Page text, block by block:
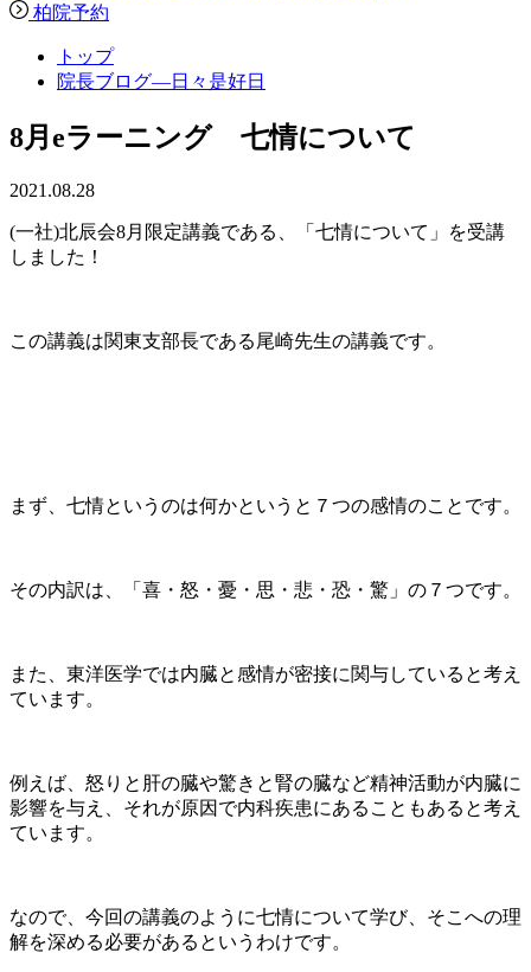
柏院予約
トップ
院長ブログ―日々是好日
8月eラーニング 七情について
2021.08.28
(一社)北辰会8月限定講義である、「七情について」を受講
しました！
この講義は関東支部長である尾崎先生の講義です。
まず、七情というのは何かというと７つの感情のことです。
その内訳は、「喜・怒・憂・思・悲・恐・驚」の７つです。
また、東洋医学では内臓と感情が密接に関与していると考え
ています。
例えば、怒りと肝の臓や驚きと腎の臓など精神活動が内臓に
影響を与え、それが原因で内科疾患にあることもあると考え
ています。
なので、今回の講義のように七情について学び、そこへの理
解を深める必要があるというわけです。